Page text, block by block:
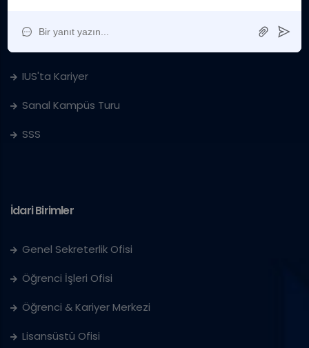
IUS'ta Kariyer
Sanal Kampüs Turu
SSS
İdari Birimler
Genel Sekreterlik Ofisi
Öğrenci İşleri Ofisi
Öğrenci & Kariyer Merkezi
Lisansüstü Ofisi